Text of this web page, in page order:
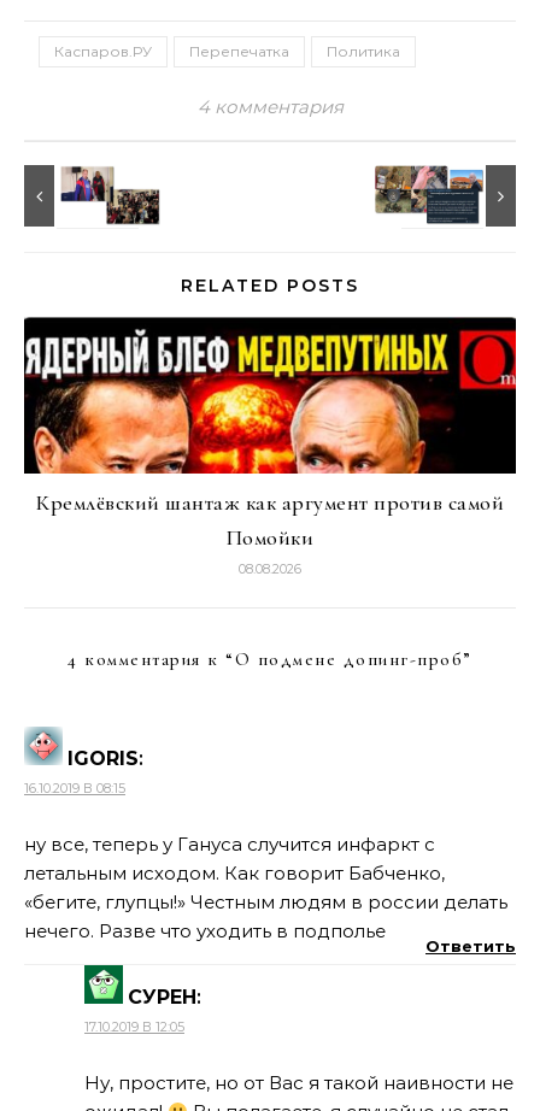
Каспаров.РУ Перепечатка Политика
4 комментария
RELATED POSTS
Кремлёвский шантаж как аргумент против самой
Помойки
08.08.2026
4 комментария к “О подмене допинг-проб”
IGORIS:
16.10.2019 В 08:15
ну все, теперь у Гануса случится инфаркт с
летальным исходом. Как говорит Бабченко,
«бегите, глупцы!» Честным людям в россии делать
нечего. Разве что уходить в подполье
Ответить
СУРЕН:
17.10.2019 В 12:05
Ну, простите, но от Вас я такой наивности не